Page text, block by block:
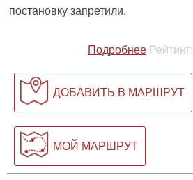
постановку запретили.
Подробнее Рейтинг:
ДОБАВИТЬ В МАРШРУТ
МОЙ МАРШРУТ